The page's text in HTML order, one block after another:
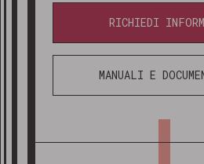
RICHIEDI
MANUALI E